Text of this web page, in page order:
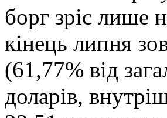
борг зріс лише
кінець липня
(61,77% від
доларів,